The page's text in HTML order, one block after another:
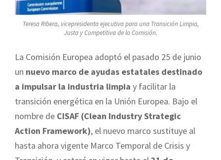
Teresa Ribera, vicepresidenta ejecutiva para una Transición Limpia,
Justa y Competitiva de la Comisión.
La Comisión Europea adoptó el pasado 25 de junio
un nuevo marco de ayudas estatales destinado
a impulsar la industria limpia y facilitar la
transición energética en la Unión Europea. Bajo el
nombre de CISAF (Clean Industry Strategic
Action Framework), el nuevo marco sustituye al
hasta ahora vigente Marco Temporal de Crisis y